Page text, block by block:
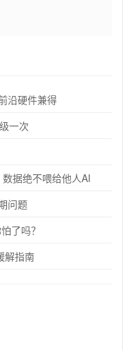
沿硬件兼得
一次
据绝不喂给他人AI
问题
了吗？
解指南